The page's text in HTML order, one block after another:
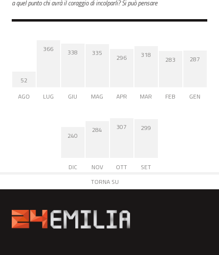
a quel punto chi avrà il coraggio di incolparli? Si può pensare
52
AGO
366
LUG
338
GIU
335
MAG
296
APR
318
MAR
283
FEB
287
GEN
240
DIC
284
NOV
307
OTT
299
SET
TORNA SU